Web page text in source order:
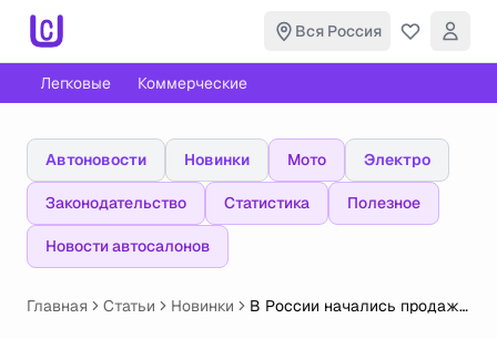
Вся Россия
Легковые Коммерческие
Автоновости Новинки Мото Электро
Законодательство Статистика Полезное
Новости автосалонов
Главная Статьи Новинки
В России начались продажи